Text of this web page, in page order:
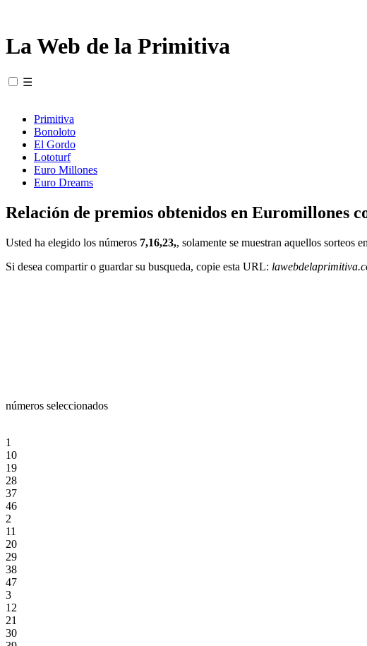
La Web de la Primitiva
☰
Primitiva
Bonoloto
El Gordo
Lototurf
Euro Millones
Euro Dreams
Relación de premios obtenidos en Euromillones
Usted ha elegido los números 7,16,23,, solamente se muestran aquellos sorteos
Si desea compartir o guardar su busqueda, copie esta URL:
números seleccionados
1
10
19
28
37
46
2
11
20
29
38
47
3
12
21
30